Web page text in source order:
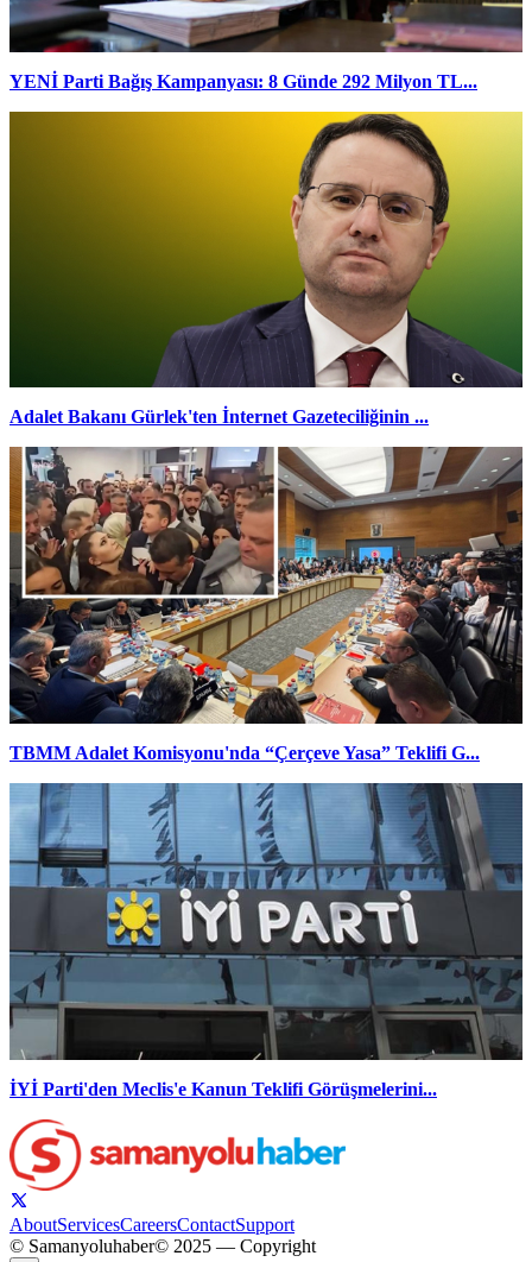
YENİ Parti Bağış Kampanyası: 8 Günde 292 Milyon TL...
Adalet Bakanı Gürlek'ten İnternet Gazeteciliğinin ...
TBMM Adalet Komisyonu'nda “Çerçeve Yasa” Teklifi G...
İYİ Parti'den Meclis'e Kanun Teklifi Görüşmelerini...
AboutServicesCareersContactSupport
© Samanyoluhaber© 2025 — Copyright